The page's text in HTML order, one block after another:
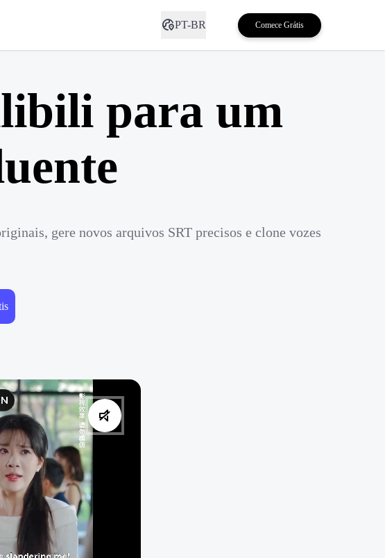
PT-BR Comece Grátis
para um
gere novos arquivos SRT precisos e clone vozes